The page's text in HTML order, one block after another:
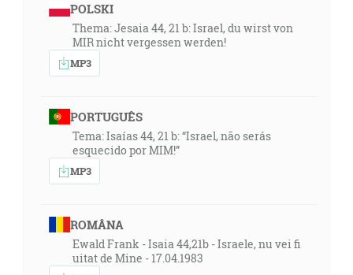
POLSKI
Thema: Jesaia 44, 21 b: Israel, du wirst von
MIR nicht vergessen werden!
MP3
PORTUGUÊS
Tema: Isaías 44, 21 b: “Israel, não serás
esquecido por MIM!”
MP3
ROMÂNA
Ewald Frank - Isaia 44,21b - Israele, nu vei fi
uitat de Mine - 17.04.1983